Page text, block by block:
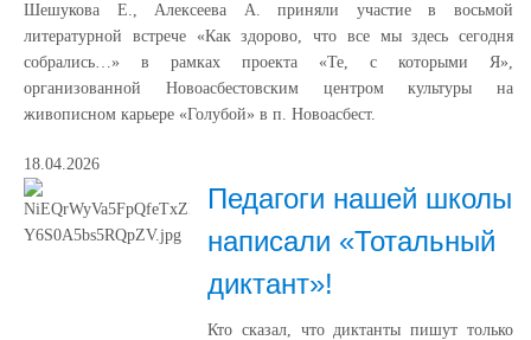
Шешукова Е., Алексеева А. приняли участие в восьмой
литературной встрече «Как здорово, что все мы здесь сегодня
собрались…» в рамках проекта «Те, с которыми Я»,
организованной Новоасбестовским центром культуры на
живописном карьере «Голубой» в п. Новоасбест.
18.04.2026
Педагоги нашей школы
написали «Тотальный
диктант»!
Кто сказал, что диктанты пишут только